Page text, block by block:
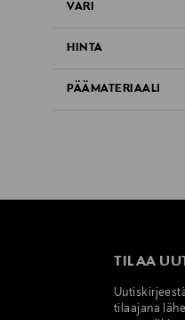
VÄRI
HINTA
PÄÄMATERIAALI
TILAA
tilaajana